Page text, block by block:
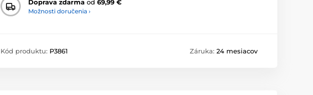
Doprava zdarma od 69,99 €
Možnosti doručenia ›
Kód produktu: P3861 Záruka: 24 mesiacov